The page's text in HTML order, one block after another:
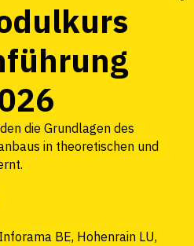
die Grundlagen des
in theoretischen und
BE, Hohenrain LU,